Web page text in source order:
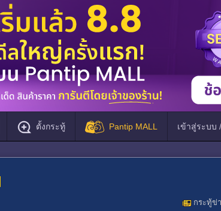
ตั้งกระทู้ Pantip MALL เข้าสู่ระบบ
กระทู้ข่